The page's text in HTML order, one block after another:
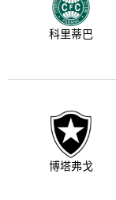
科里蒂巴
博塔弗戈